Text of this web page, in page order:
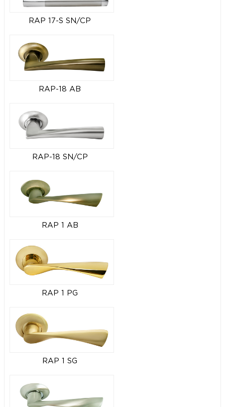
RAP 17-S SN/CP
RAP-18 AB
RAP-18 SN/CP
RAP 1 AB
RAP 1 PG
RAP 1 SG